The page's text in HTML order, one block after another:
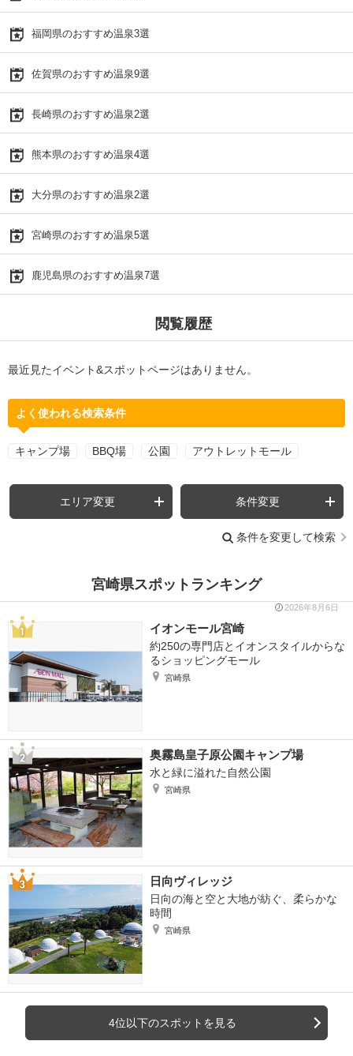
福岡県のおすすめ温泉3選
佐賀県のおすすめ温泉9選
長崎県のおすすめ温泉2選
熊本県のおすすめ温泉4選
大分県のおすすめ温泉2選
宮崎県のおすすめ温泉5選
鹿児島県のおすすめ温泉7選
閲覧履歴
最近見たイベント&スポットページはありません。
よく使われる検索条件
キャンプ場 BBQ場 公園 アウトレットモール
エリア変更 条件変更
条件を変更して検索
宮崎県スポットランキング
2026年8月6日
イオンモール宮崎
約250の専門店とイオンスタイルからな
るショッピングモール
宮崎県
奥霧島皇子原公園キャンプ場
水と緑に溢れた自然公園
宮崎県
日向ヴィレッジ
日向の海と空と大地が紡ぐ、柔らかな
時間
宮崎県
4位以下のスポットを見る